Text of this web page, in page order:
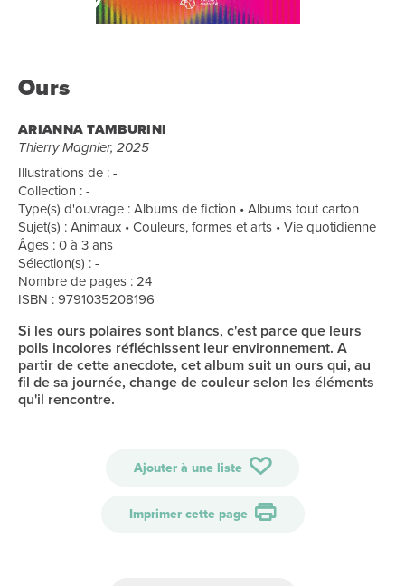
Ours
ARIANNA TAMBURINI
Thierry Magnier, 2025
Illustrations de : -
Collection : -
Type(s) d'ouvrage : Albums de fiction • Albums tout carton
Sujet(s) : Animaux • Couleurs, formes et arts • Vie quotidienne
Âges : 0 à 3 ans
Sélection(s) : -
Nombre de pages : 24
ISBN : 9791035208196
Si les ours polaires sont blancs, c'est parce que leurs
poils incolores réfléchissent leur environnement. A
partir de cette anecdote, cet album suit un ours qui, au
fil de sa journée, change de couleur selon les éléments
qu'il rencontre.
Ajouter à une liste
Imprimer cette page